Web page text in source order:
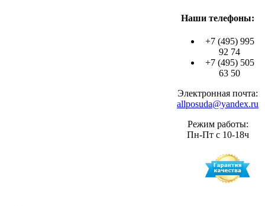
Наши телефоны:
+7 (495) 995
92 74
+7 (495) 505
63 50
Электронная почта:
allposuda@yandex.ru
Режим работы:
Пн-Пт с 10-18ч